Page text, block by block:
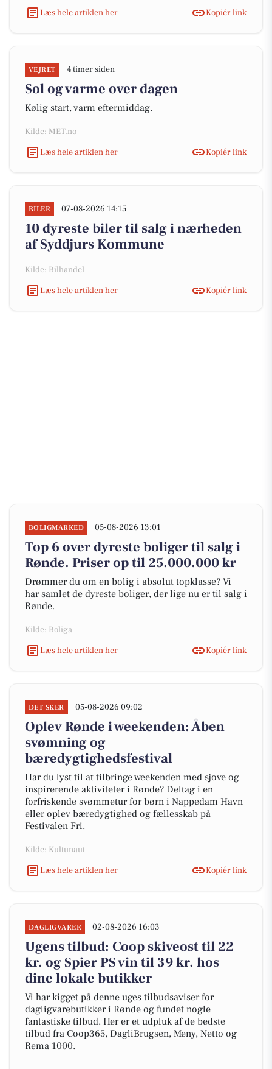
Læs hele artiklen her
Kopiér link
VEJRET 4 timer siden
Sol og varme over dagen
Kølig start, varm eftermiddag.
Kilde: MET.no
Læs hele artiklen her
Kopiér link
BILER 07-08-2026 14:15
10 dyreste biler til salg i nærheden
af Syddjurs Kommune
Kilde: Bilhandel
Læs hele artiklen her
Kopiér link
BOLIGMARKED 05-08-2026 13:01
Top 6 over dyreste boliger til salg i
Rønde. Priser op til 25.000.000 kr
Drømmer du om en bolig i absolut topklasse? Vi
har samlet de dyreste boliger, der lige nu er til salg i
Rønde.
Kilde: Boliga
Læs hele artiklen her
Kopiér link
DET SKER 05-08-2026 09:02
Oplev Rønde i weekenden: Åben
svømning og
bæredygtighedsfestival
Har du lyst til at tilbringe weekenden med sjove og
inspirerende aktiviteter i Rønde? Deltag i en
forfriskende svømmetur for børn i Nappedam Havn
eller oplev bæredygtighed og fællesskab på
Festivalen Fri.
Kilde: Kultunaut
Læs hele artiklen her
Kopiér link
DAGLIGVARER 02-08-2026 16:03
Ugens tilbud: Coop skiveost til 22
kr. og Spier PS vin til 39 kr. hos
dine lokale butikker
Vi har kigget på denne uges tilbudsaviser for
dagligvarebutikker i Rønde og fundet nogle
fantastiske tilbud. Her er et udpluk af de bedste
tilbud fra Coop365, DagliBrugsen, Meny, Netto og
Rema 1000.